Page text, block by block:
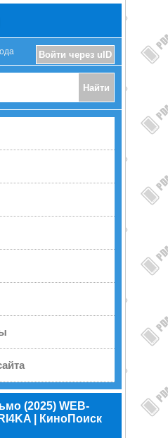
Войти через uID
(2025) WEB-
| КиноПоиск